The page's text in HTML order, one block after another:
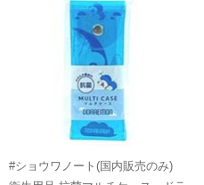
#ショウワノート(国内販売のみ)